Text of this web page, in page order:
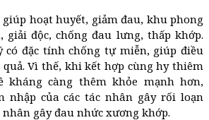
hoạt huyết, giảm đau, khu phong
độc, chống đau lưng, thấp khớp.
đặc tính chống tự miễn, giúp điều
Vì thế, khi kết hợp cùng hy thiêm
kháng càng thêm khỏe mạnh hơn,
nhập của các tác nhân gây rối loạn
gây đau nhức xương khớp.